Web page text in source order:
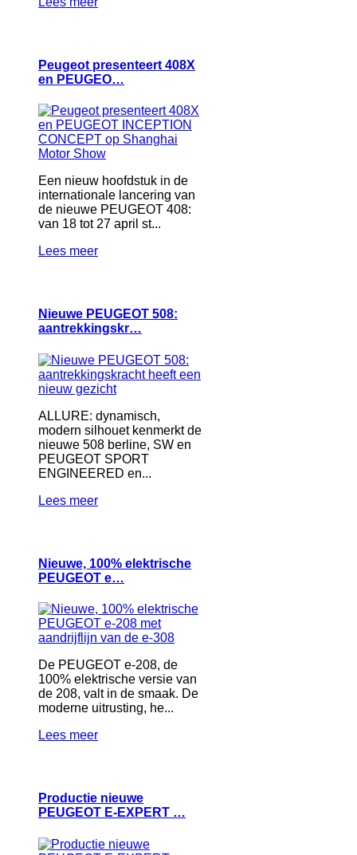
Peugeot presenteert 408X
en PEUGEO…
Een nieuw hoofdstuk in de
internationale lancering van
de nieuwe PEUGEOT 408:
van 18 tot 27 april st...
Lees meer
Nieuwe PEUGEOT 508:
aantrekkingskr…
ALLURE: dynamisch,
modern silhouet kenmerkt de
nieuwe 508 berline, SW en
PEUGEOT SPORT
ENGINEERED en...
Lees meer
Nieuwe, 100% elektrische
PEUGEOT e…
De PEUGEOT e-208, de
100% elektrische versie van
de 208, valt in de smaak. De
moderne uitrusting, he...
Lees meer
Productie nieuwe
PEUGEOT E-EXPERT …